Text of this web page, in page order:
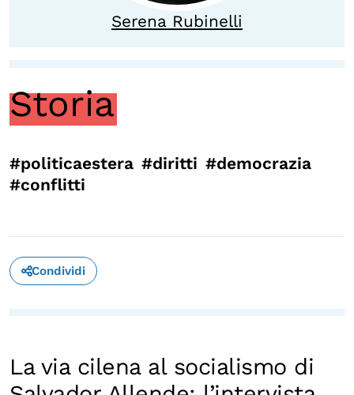
Programmi per le scuole
Under25
Classici del Pensiero Politico
Master e Executive Program
Serena Rubinelli
Storia
#politicaestera #diritti #democrazia
#conflitti
Condividi
La via cilena al socialismo di